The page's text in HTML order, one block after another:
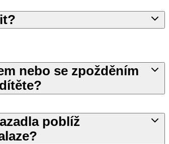
nebo se zpožděním
poblíž